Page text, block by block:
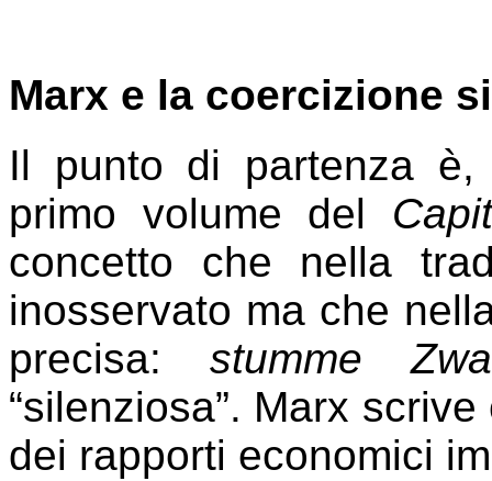
Marx e la coercizione
Il punto di partenza
primo volume del
concetto che nella
inosservato ma che
precisa:stumme
“silenziosa”. Marx
dei rapporti economici